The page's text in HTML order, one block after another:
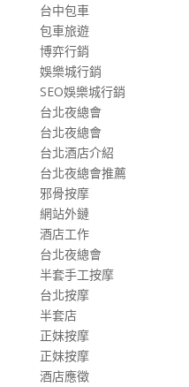
台中包車
包車旅遊
博弈行銷
娛樂城行銷
SEO娛樂城行銷
台北夜總會
台北夜總會
台北酒店介紹
台北夜總會推薦
邪骨按摩
網站外鏈
酒店工作
台北夜總會
半套手工按摩
台北按摩
半套店
正妹按摩
正妹按摩
酒店應徵